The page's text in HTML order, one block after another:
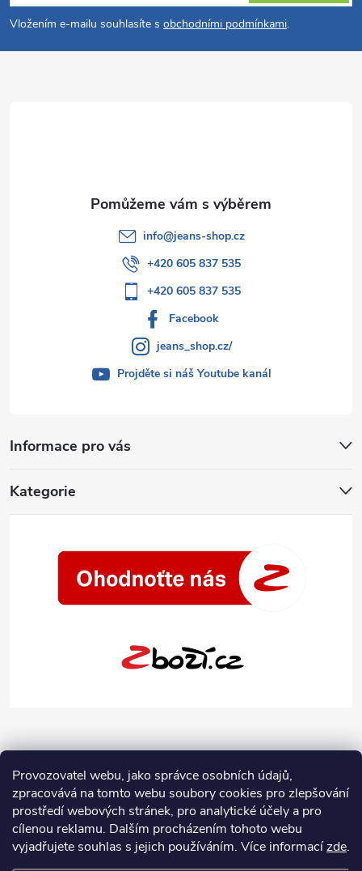
Provozovatel webu, jako správce osobních údajů,
zpracovává na tomto webu soubory cookies pro zlepšování
prostředí webových stránek, pro analytické účely a pro
cílenou reklamu. Dalším procházením tohoto webu
vyjadřujete souhlas s jejich používáním. Více informacízde.
p
a
Vložením e-mailu souhlasíte s obchodními podmínkami.
Informace pro vás
Kategorie
info@jeans-shop.cz
+420 605 837 535
+420 605 837 535
Facebook
jeans_shop.cz/
Projděte si náš Youtube kanál